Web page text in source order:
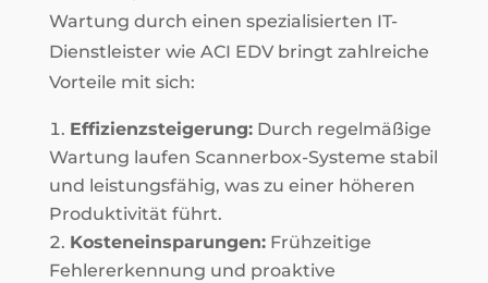
Wartung durch einen spezialisierten IT-
Dienstleister wie ACI EDV bringt zahlreiche
Vorteile mit sich:
Effizienzsteigerung:Durch regelmäßige
Wartung laufen Scannerbox-Systeme stabil
und leistungsfähig, was zu einer höheren
Produktivität führt.
Kosteneinsparungen:Frühzeitige
Fehlererkennung und proaktive